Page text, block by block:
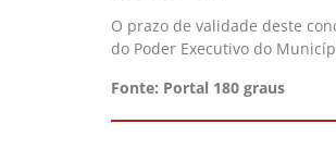
O prazo de validade deste
do Poder Executivo do
Fonte: Portal 180 graus